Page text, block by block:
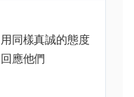
用同樣真誠的態度
回應他們